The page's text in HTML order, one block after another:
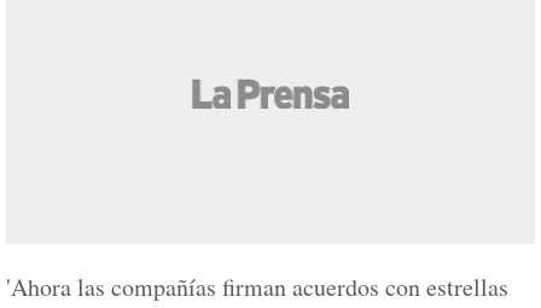
'Ahora las compañías firman acuerdos con estrellas